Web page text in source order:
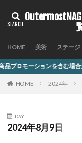
HOME 美術 ステージ
む場合があります
HOME 2024年
DAY
2024年8月9日